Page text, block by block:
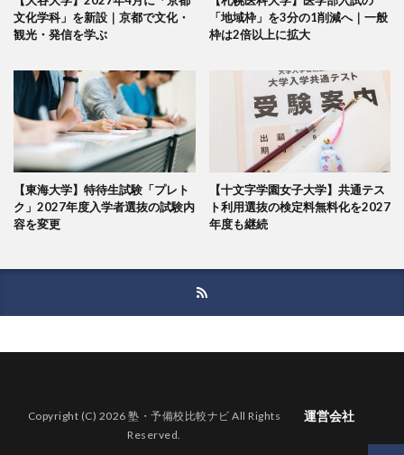
文化学科」を新設｜京都で文化・
観光・発信を学ぶ
「地域枠」を3分の1削減へ｜一般
枠は2倍以上に拡大
【東海大学】特待生試験「プレト
ク」2027年度入学者選抜の試験内
容を変更
【十文字学園女子大学】共通テス
ト利用選抜の検定料無料化を2027
年度も継続
運営会社
Copyright (C) 2026 塾・予備校比較ナビ All Rights
Reserved.